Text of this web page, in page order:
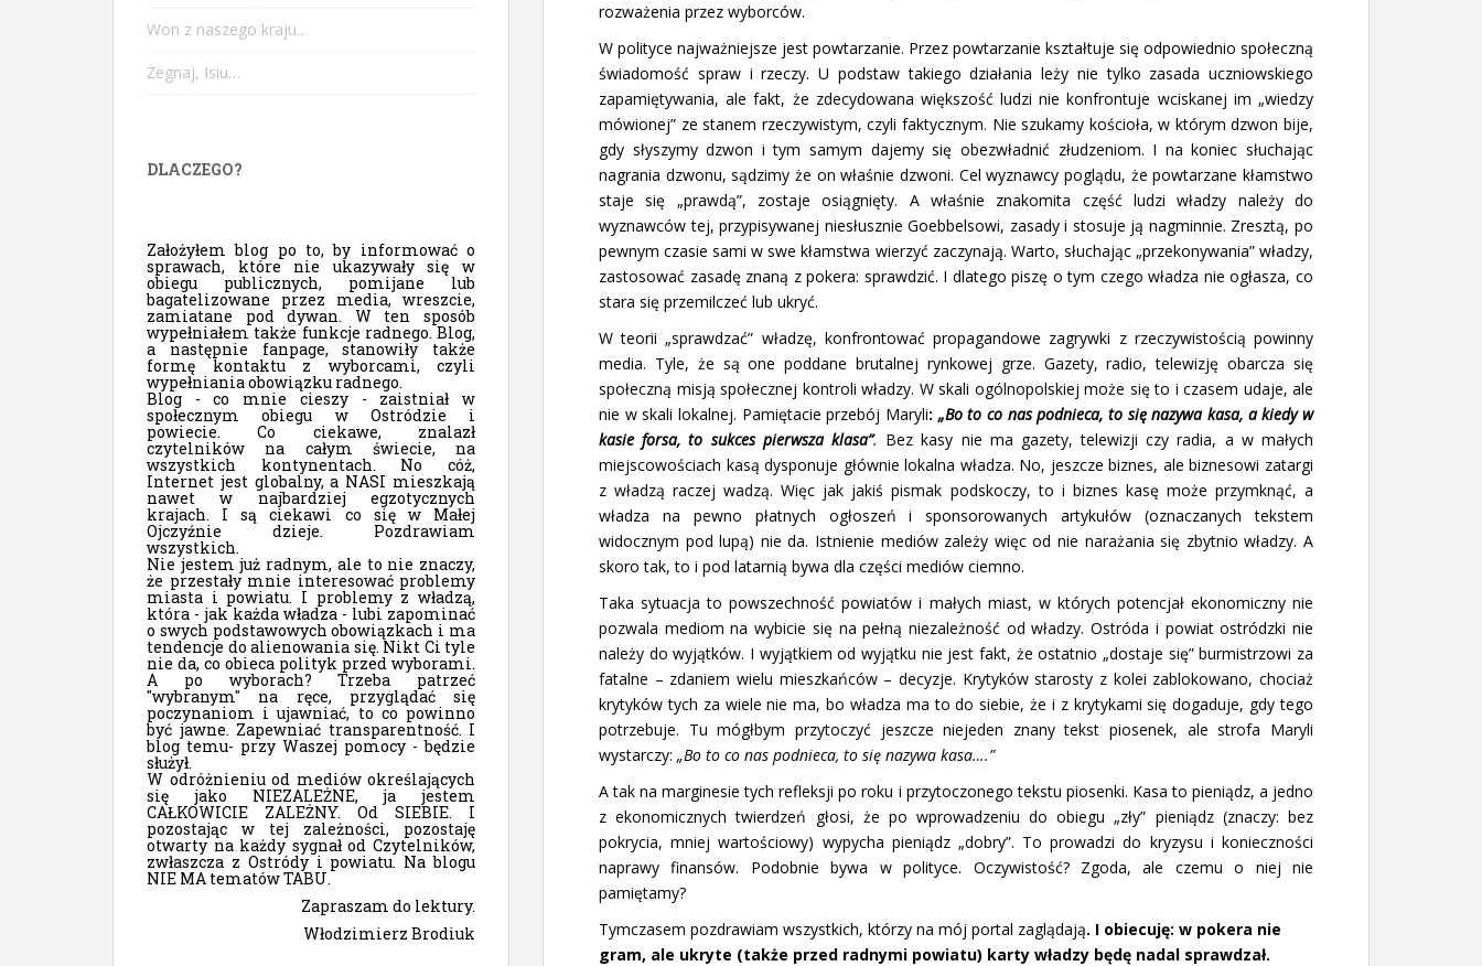
rozważenia przez wyborców.
W polityce najważniejsze jest powtarzanie. Przez powtarzanie kształtuje się odpowiednio społeczną
świadomość spraw i rzeczy. U podstaw takiego działania leży nie tylko zasada uczniowskiego
zapamiętywania, ale fakt, że zdecydowana większość ludzi nie konfrontuje wciskanej im „wiedzy
mówionej” ze stanem rzeczywistym, czyli faktycznym. Nie szukamy kościoła, w którym dzwon bije,
gdy słyszymy dzwon i tym samym dajemy się obezwładnić złudzeniom. I na koniec słuchając
nagrania dzwonu, sądzimy że on właśnie dzwoni. Cel wyznawcy poglądu, że powtarzane kłamstwo
staje się „prawdą”, zostaje osiągnięty. A właśnie znakomita część ludzi władzy należy do
wyznawców tej, przypisywanej niesłusznie Goebbelsowi, zasady i stosuje ją nagminnie. Zresztą, po
pewnym czasie sami w swe kłamstwa wierzyć zaczynają. Warto, słuchając „przekonywania” władzy,
zastosować zasadę znaną z pokera: sprawdzić. I dlatego piszę o tym czego władza nie ogłasza, co
stara się przemilczeć lub ukryć.
W teorii „sprawdzać” władzę, konfrontować propagandowe zagrywki z rzeczywistością powinny
media. Tyle, że są one poddane brutalnej rynkowej grze. Gazety, radio, telewizję obarcza się
społeczną misją społecznej kontroli władzy. W skali ogólnopolskiej może się to i czasem udaje, ale
nie w skali lokalnej. Pamiętacie przebój Maryli: „Bo to co nas podnieca, to się nazywa kasa, a kiedy w
kasie forsa, to sukces pierwsza klasa”. Bez kasy nie ma gazety, telewizji czy radia, a w małych
miejscowościach kasą dysponuje głównie lokalna władza. No, jeszcze biznes, ale biznesowi zatargi
z władzą raczej wadzą. Więc jak jakiś pismak podskoczy, to i biznes kasę może przymknąć, a
władza na pewno płatnych ogłoszeń i sponsorowanych artykułów (oznaczanych tekstem
widocznym pod lupą) nie da. Istnienie mediów zależy więc od nie narażania się zbytnio władzy. A
skoro tak, to i pod latarnią bywa dla części mediów ciemno.
Taka sytuacja to powszechność powiatów i małych miast, w których potencjał ekonomiczny nie
pozwala mediom na wybicie się na pełną niezależność od władzy. Ostróda i powiat ostródzki nie
należy do wyjątków. I wyjątkiem od wyjątku nie jest fakt, że ostatnio „dostaje się” burmistrzowi za
fatalne – zdaniem wielu mieszkańców – decyzje. Krytyków starosty z kolei zablokowano, chociaż
krytyków tych za wiele nie ma, bo władza ma to do siebie, że i z krytykami się dogaduje, gdy tego
potrzebuje. Tu mógłbym przytoczyć jeszcze niejeden znany tekst piosenek, ale strofa Maryli
wystarczy: „Bo to co nas podnieca, to się nazywa kasa….”
A tak na marginesie tych refleksji po roku i przytoczonego tekstu piosenki. Kasa to pieniądz, a jedno
z ekonomicznych twierdzeń głosi, że po wprowadzeniu do obiegu „zły” pieniądz (znaczy: bez
pokrycia, mniej wartościowy) wypycha pieniądz „dobry”. To prowadzi do kryzysu i konieczności
naprawy finansów. Podobnie bywa w polityce. Oczywistość? Zgoda, ale czemu o niej nie
pamiętamy?
Tymczasem pozdrawiam wszystkich, którzy na mój portal zaglądają. I obiecuję: w pokera nie
gram, ale ukryte (także przed radnymi powiatu) karty władzy będę nadal sprawdzał.
Won z naszego kraju…
Żegnaj, Isiu…
DLACZEGO?
Założyłem blog po to, by informować o
sprawach, które nie ukazywały się w
obiegu publicznych, pomijane lub
bagatelizowane przez media, wreszcie,
zamiatane pod dywan. W ten sposób
wypełniałem także funkcje radnego. Blog,
a następnie fanpage, stanowiły także
formę kontaktu z wyborcami, czyli
wypełniania obowiązku radnego.
Blog - co mnie cieszy - zaistniał w
społecznym obiegu w Ostródzie i
powiecie. Co ciekawe, znalazł
czytelników na całym świecie, na
wszystkich kontynentach. No cóż,
Internet jest globalny, a NASI mieszkają
nawet w najbardziej egzotycznych
krajach. I są ciekawi co się w Małej
Ojczyźnie dzieje. Pozdrawiam
wszystkich.
Nie jestem już radnym, ale to nie znaczy,
że przestały mnie interesować problemy
miasta i powiatu. I problemy z władzą,
która - jak każda władza - lubi zapominać
o swych podstawowych obowiązkach i ma
tendencje do alienowania się. Nikt Ci tyle
nie da, co obieca polityk przed wyborami.
A po wyborach? Trzeba patrzeć
"wybranym" na ręce, przyglądać się
poczynaniom i ujawniać, to co powinno
być jawne. Zapewniać transparentność. I
blog temu- przy Waszej pomocy - będzie
służył.
W odróżnieniu od mediów określających
się jako NIEZALEŻNE, ja jestem
CAŁKOWICIE ZALEŻNY. Od SIEBIE. I
pozostając w tej zależności, pozostaję
otwarty na każdy sygnał od Czytelników,
zwłaszcza z Ostródy i powiatu. Na blogu
NIE MA tematów TABU.
Zapraszam do lektury.
Włodzimierz Brodiuk